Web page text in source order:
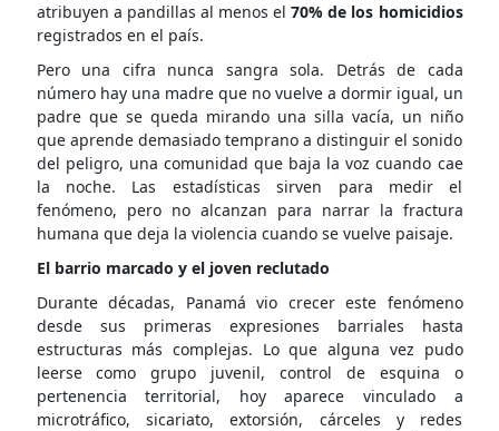
atribuyen a pandillas al menos el70% de los homicidios
registrados en el país.
Pero una cifra nunca sangra sola. Detrás de cada
número hay una madre que no vuelve a dormir igual, un
padre que se queda mirando una silla vacía, un niño
que aprende demasiado temprano a distinguir el sonido
del peligro, una comunidad que baja la voz cuando cae
la noche. Las estadísticas sirven para medir el
fenómeno, pero no alcanzan para narrar la fractura
humana que deja la violencia cuando se vuelve paisaje.
El barrio marcado y el joven reclutado
Durante décadas, Panamá vio crecer este fenómeno
desde sus primeras expresiones barriales hasta
estructuras más complejas. Lo que alguna vez pudo
leerse como grupo juvenil, control de esquina o
pertenencia territorial, hoy aparece vinculado a
microtráfico, sicariato, extorsión, cárceles y redes